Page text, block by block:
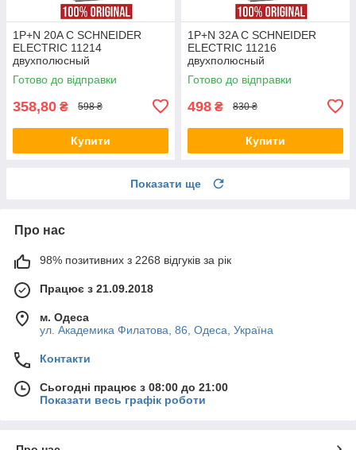
1P+N 20A C SCHNEIDER
ELECTRIC 11214
двухполюсный
автоматический выключатель
модульный автомат Шнайдер
Готово до відправки
358,80 ₴ 598 ₴
Купити
1P+N 32A C SCHNEIDER
ELECTRIC 11216
двухполюсный
автоматический выключатель
модульный автомат Шнайдер
Готово до відправки
498 ₴ 830 ₴
Купити
Показати ще
Про нас
98% позитивних з 2268 відгуків за рік
Працює з 21.09.2018
м. Одеса
ул. Академика Филатова, 86, Одеса, Україна
Контакти
Сьогодні працює з 08:00 до 21:00
Показати весь графік роботи